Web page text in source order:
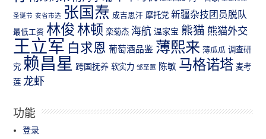
圣诞节 安省市选 张国焘 成吉思汗 摩托党 新疆杂技团员脱队
最低工资 林俊 林顿 栾菊杰 海航 温家宝 熊猫 熊猫外交
王立军 白求恩 葡萄酒品鉴 薄熙来 薄瓜瓜 调查研
究 赖昌星 跨国抚养 软实力 邹至蕙 陈敏 马格诺塔 麦考
莲 龙虾
功能
登录